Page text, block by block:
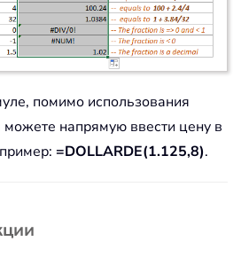
помимо использования
напрямую ввести цену в
=DOLLARDE(1.125,8).